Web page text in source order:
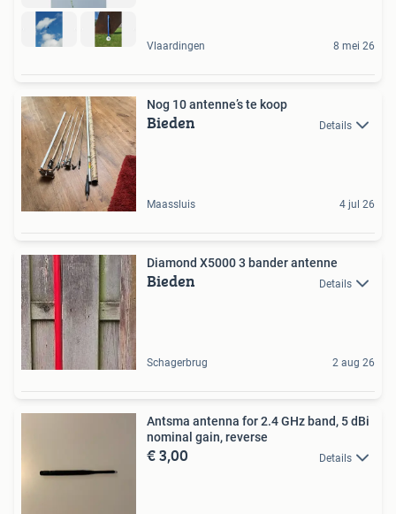
Vlaardingen 8 mei 26
Nog 10 antenne’s te koop
Bieden Details
Maassluis 4 jul 26
Diamond X5000 3 bander antenne
Bieden Details
Schagerbrug 2 aug 26
Antsma antenna for 2.4 GHz band, 5 dBi
nominal gain, reverse
€ 3,00 Details